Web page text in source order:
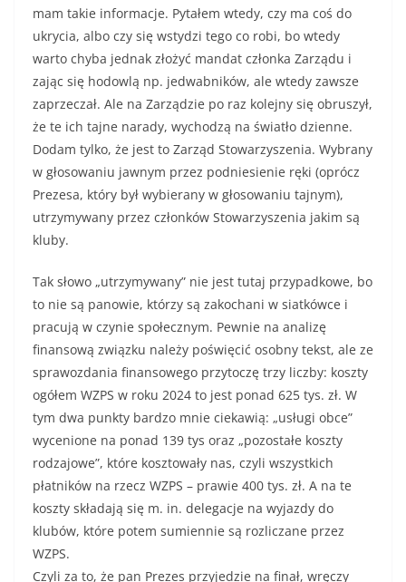
mam takie informacje. Pytałem wtedy, czy ma coś do
ukrycia, albo czy się wstydzi tego co robi, bo wtedy
warto chyba jednak złożyć mandat członka Zarządu i
zając się hodowlą np. jedwabników, ale wtedy zawsze
zaprzeczał. Ale na Zarządzie po raz kolejny się obruszył,
że te ich tajne narady, wychodzą na światło dzienne.
Dodam tylko, że jest to Zarząd Stowarzyszenia. Wybrany
w głosowaniu jawnym przez podniesienie ręki (oprócz
Prezesa, który był wybierany w głosowaniu tajnym),
utrzymywany przez członków Stowarzyszenia jakim są
kluby.
Tak słowo „utrzymywany” nie jest tutaj przypadkowe, bo
to nie są panowie, którzy są zakochani w siatkówce i
pracują w czynie społecznym. Pewnie na analizę
finansową związku należy poświęcić osobny tekst, ale ze
sprawozdania finansowego przytoczę trzy liczby: koszty
ogółem WZPS w roku 2024 to jest ponad 625 tys. zł. W
tym dwa punkty bardzo mnie ciekawią: „usługi obce”
wycenione na ponad 139 tys oraz „pozostałe koszty
rodzajowe”, które kosztowały nas, czyli wszystkich
płatników na rzecz WZPS – prawie 400 tys. zł. A na te
koszty składają się m. in. delegacje na wyjazdy do
klubów, które potem sumiennie są rozliczane przez
WZPS.
Czyli za to, że pan Prezes przyjedzie na finał, wręczy